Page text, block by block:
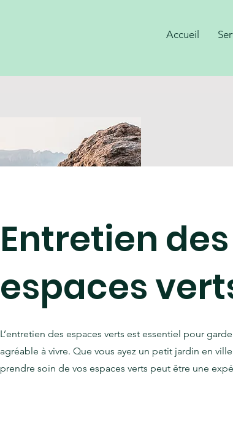
Accueil
Entretien des
espaces
L’entretien des espaces verts est essentiel pour
agréable à vivre. Que vous ayez un petit jardin en
prendre soin de vos espaces verts peut être une